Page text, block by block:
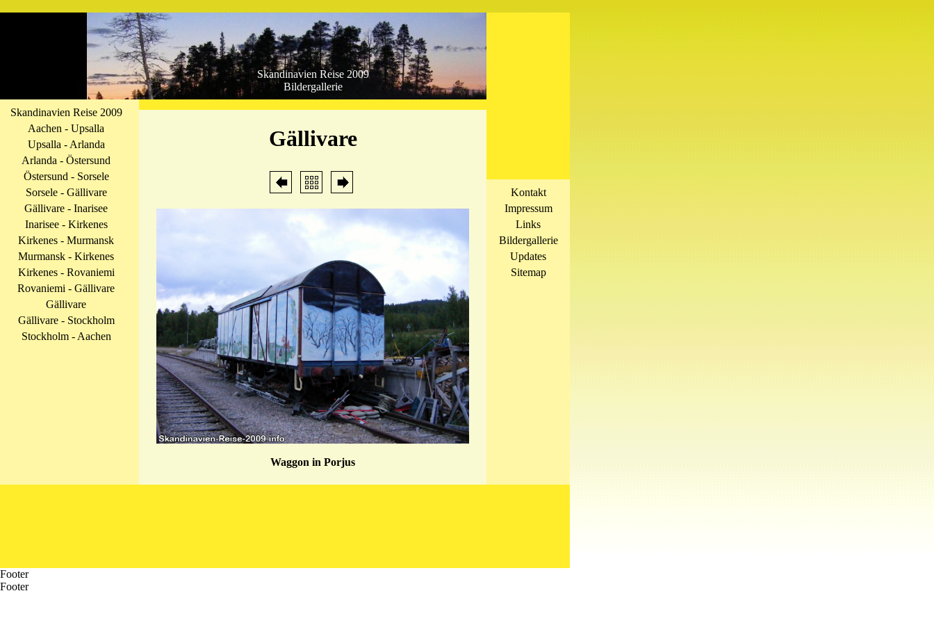
Skandinavien Reise 2009
Aachen - Upsalla
Upsalla - Arlanda
Arlanda - Östersund
Östersund - Sorsele
Sorsele - Gällivare
Gällivare - Inarisee
Inarisee - Kirkenes
Kirkenes - Murmansk
Murmansk - Kirkenes
Kirkenes - Rovaniemi
Rovaniemi - Gällivare
Gällivare
Gällivare - Stockholm
Stockholm - Aachen
Kontakt
Impressum
Links
Bildergallerie
Updates
Sitemap
Skandinavien Reise 2009
Bildergallerie
Gällivare
Waggon in Porjus
Footer
Footer